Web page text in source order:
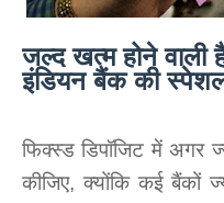
जल्द खत्म होने वाली
इंडियन बैंक की स्पेशल
फिक्‍स्‍ड डिपॉजिट में अगर
कीजिए, क्‍योंकि कई बैंकों